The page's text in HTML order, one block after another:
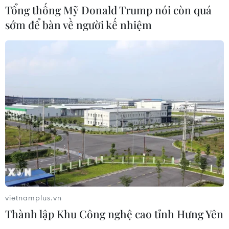
Tổng Biên tập: TRẦN TIẾN DUẨN
Phó Tổng Biên tập: NGUYỄN THỊ TÁM, KHÚC THANH
THỦY
Sở hữu trí tuệ
Quy định sử dụng
RSS
Hỗ trợ
Ngôn ngữ
TTXVN
Dịch vụ tin
Quảng cáo
Tổng thống Mỹ Donald Trump nói còn quá
sớm để bàn về người kế nhiệm
vietnamplus.vn
Thành lập Khu Công nghệ cao tỉnh Hưng Yên